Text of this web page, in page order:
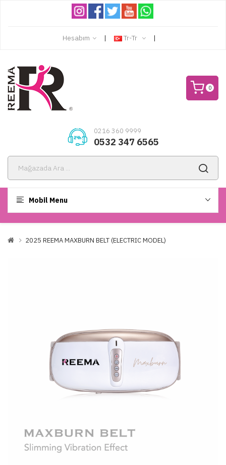
Hesabım Tr-Tr
0
0216 360 9999
0532 347 6565
Mobil Menu
2025 REEMA MAXBURN BELT (ELECTRIC MODEL)